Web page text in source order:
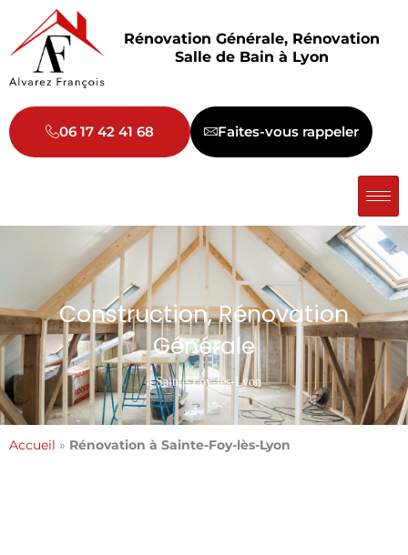
contenu
Rénovation Générale, Rénovation
Salle de Bain à Lyon
06 17 42 41 68 Faites-vous rappeler
Construction, Rénovation
Générale
à Sainte-Foy-lès-Lyon
Accueil » Rénovation à Sainte-Foy-lès-Lyon